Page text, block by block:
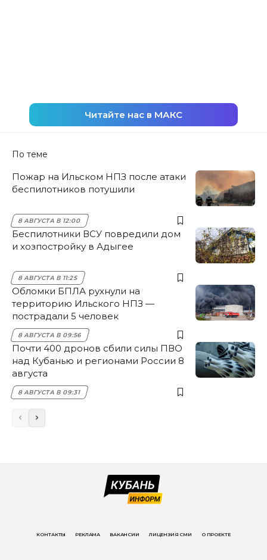
Читайте нас в МАКС
По теме
Пожар на Ильском НПЗ после атаки
беспилотников потушили
8 АВГУСТА В 12:00
Беспилотники ВСУ повредили дом
и хозпостройку в Адыгее
8 АВГУСТА В 11:25
Обломки БПЛА рухнули на
территорию Ильского НПЗ —
пострадали 5 человек
8 АВГУСТА В 09:56
Почти 400 дронов сбили силы ПВО
над Кубанью и регионами России 8
августа
8 АВГУСТА В 09:31
КОНТАКТЫ РЕКЛАМА ВАКАНСИИ ЛИЦЕНЗИЯ СМИ О ПРОЕКТЕ